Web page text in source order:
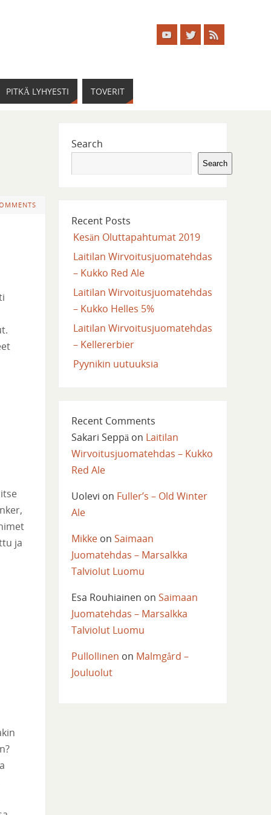
PITKÄ LYHYESTI TOVERIT
ja
Search
Search
Recent Posts
Kesän Oluttapahtumat 2019
Laitilan Wirvoitusjuomatehdas
– Kukko Red Ale
Laitilan Wirvoitusjuomatehdas
– Kukko Helles 5%
Laitilan Wirvoitusjuomatehdas
– Kellererbier
Pyynikin uutuuksia
Recent Comments
Sakari Seppäon Laitilan
Wirvoitusjuomatehdas – Kukko
Red Ale
Uolevi on Fuller’s – Old Winter
Ale
Mikkeon Saimaan
Juomatehdas – Marsalkka
Talviolut Luomu
Esa Rouhiainen on Saimaan
Juomatehdas – Marsalkka
Talviolut Luomu
Pullollinen on Malmgård –
Jouluolut